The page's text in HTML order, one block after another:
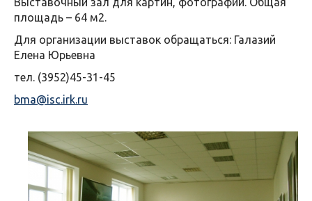
площадь – 64 м2.
Для организации выставок обращаться: Галазий
Елена Юрьевна
тел. (3952)45-31-45
bma@isc.irk.ru